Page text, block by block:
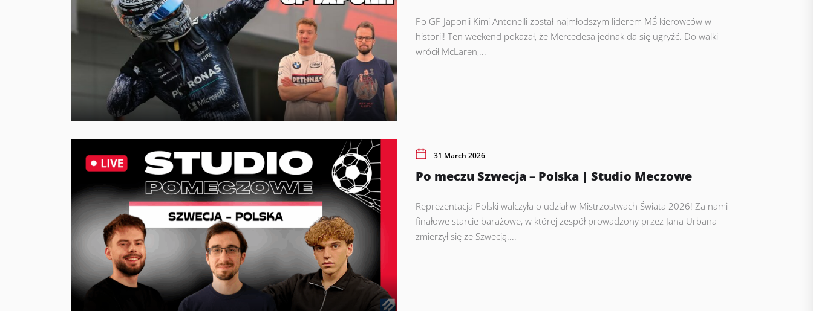
Po GP Japonii Kimi Antonelli został najmłodszym liderem MŚ kierowców w
historii! Ten weekend pokazał, że Mercedesa jednak da się ugryźć. Do walki
wrócił McLaren,...
31 March 2026
Po meczu Szwecja – Polska | Studio Meczowe
Reprezentacja Polski walczyła o udział w Mistrzostwach Świata 2026! Za nami
finałowe starcie barażowe, w której zespół prowadzony przez Jana Urbana
zmierzył się ze Szwecją....